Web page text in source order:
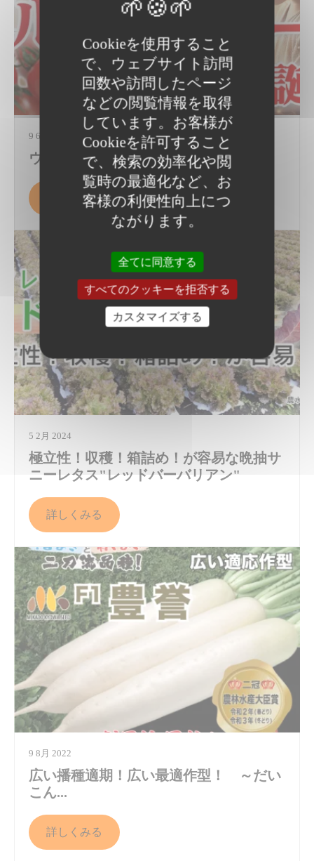
9 6月 2024
ウルとま® シリーズ 誕生
詳しくみる
5 2月 2024
極立性！収穫！箱詰め！が容易な晩抽サ
ニーレタス"レッドバーバリアン"
詳しくみる
9 8月 2022
広い播種適期！広い最適作型！ ～だい
こん...
詳しくみる
Cookieを使用すること
で、ウェブサイト訪問
回数や訪問したページ
などの閲覧情報を取得
しています。お客様が
Cookieを許可すること
で、検索の効率化や閲
覧時の最適化など、お
客様の利便性向上につ
ながります。
全てに同意する
すべてのクッキーを拒否する
カスタマイズする